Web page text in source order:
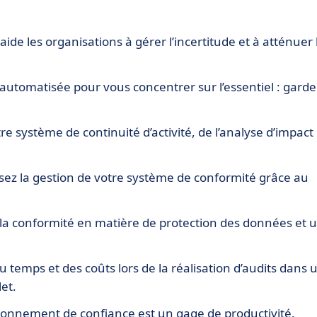
les organisations à gérer l’incertitude et à atténuer
pour vous concentrer sur l’essentiel :
système de continuité d’activité, de l’analyse d’impact
la gestion de votre système de conformité grâce au
conformité en matière de protection des données et
temps et des coûts lors de la réalisation d’audits dans
de confiance est un gage de productivité.